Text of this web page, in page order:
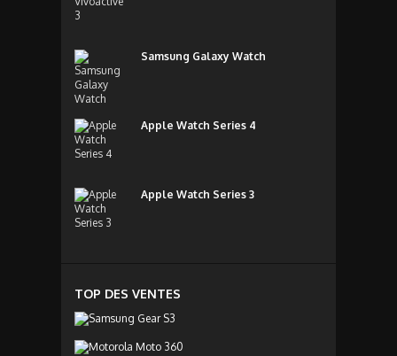
Samsung Galaxy Watch
Apple Watch Series 4
Apple Watch Series 3
TOP DES VENTES